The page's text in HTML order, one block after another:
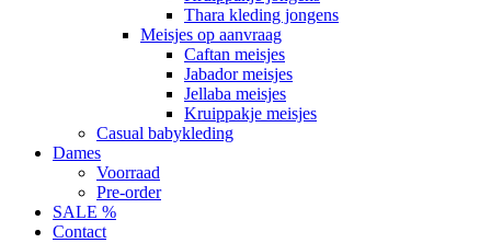
Thara kleding jongens
Meisjes op aanvraag
Caftan meisjes
Jabador meisjes
Jellaba meisjes
Kruippakje meisjes
Casual babykleding
Dames
Voorraad
Pre-order
SALE %
Contact